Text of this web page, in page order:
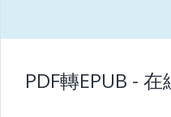
PDF轉EPUB -